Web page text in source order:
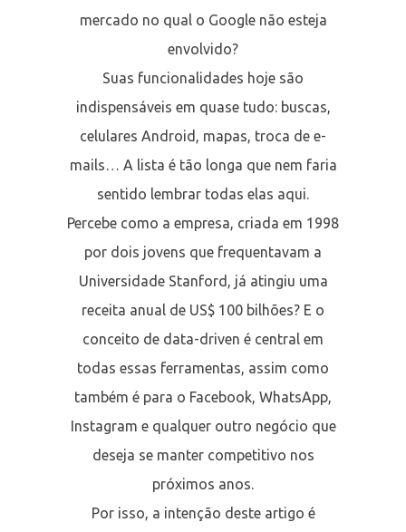
mercado no qual o Google não esteja
envolvido?
Suas funcionalidades hoje são
indispensáveis em quase tudo: buscas,
celulares Android, mapas, troca de e-
mails… A lista é tão longa que nem faria
sentido lembrar todas elas aqui.
Percebe como a empresa, criada em 1998
por dois jovens que frequentavam a
Universidade Stanford, já atingiu uma
receita anual de US$ 100 bilhões? E o
conceito de data-driven é central em
todas essas ferramentas, assim como
também é para o Facebook, WhatsApp,
Instagram e qualquer outro negócio que
deseja se manter competitivo nos
próximos anos.
Por isso, a intenção deste artigo é